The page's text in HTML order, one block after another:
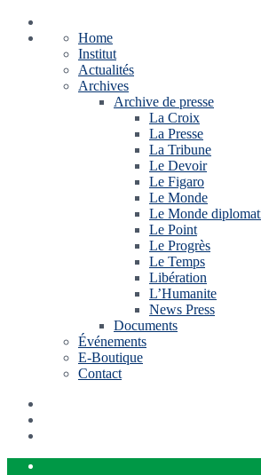
Home
Institut
Actualités
Archives
Archive de presse
La Croix
La Presse
La Tribune
Le Devoir
Le Figaro
Le Monde
Le Monde
Le Point
Le Progrès
Le Temps
Libération
L’Humanite
News Press
Documents
Événements
E-Boutique
Contact